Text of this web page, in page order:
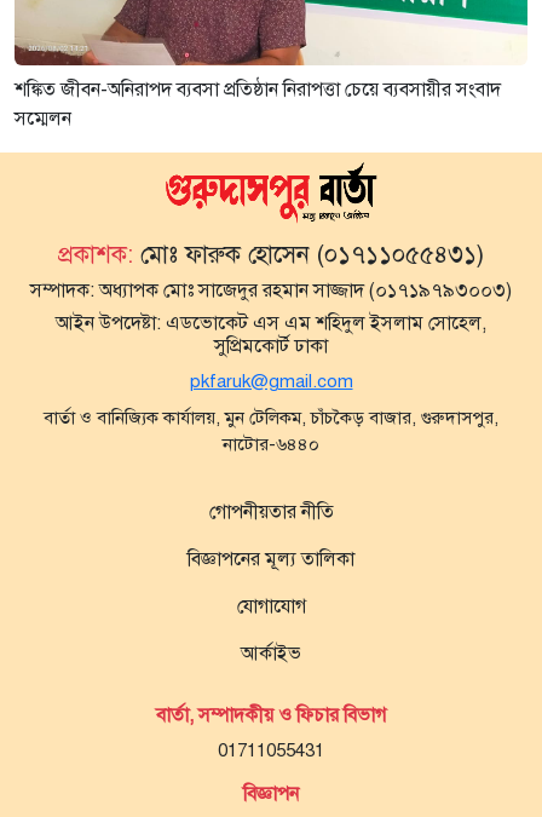
শঙ্কিত জীবন-অনিরাপদ ব্যবসা প্রতিষ্ঠান নিরাপত্তা চেয়ে ব্যবসায়ীর সংবাদ
সম্মেলন
প্রকাশক: মোঃ ফারুক হোসেন (০১৭১১০৫৫৪৩১)
সম্পাদক:অধ্যাপক মোঃ সাজেদুর রহমান সাজ্জাদ (০১৭১৯৭৯৩০০৩)
আইন উপদেষ্টা: এডভোকেট এস এম শহিদুল ইসলাম সোহেল,
সুপ্রিমকোর্ট ঢাকা
pkfaruk@gmail.com
বার্তা ও বানিজ্যিক কার্যালয়, মুন টেলিকম, চাঁচকৈড় বাজার, গুরুদাসপুর,
নাটোর-৬৪৪০
গোপনীয়তার নীতি
বিজ্ঞাপনের মূল্য তালিকা
যোগাযোগ
আর্কাইভ
বার্তা, সম্পাদকীয় ও ফিচার বিভাগ
01711055431
বিজ্ঞাপন